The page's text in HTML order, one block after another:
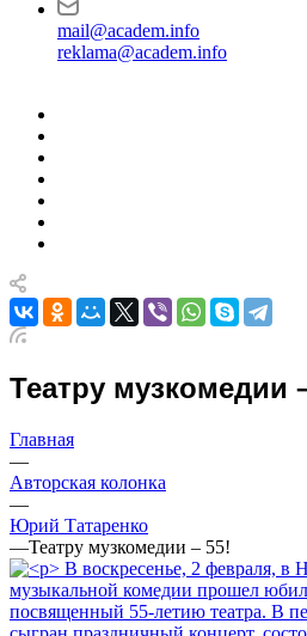
mail@academ.info
reklama@academ.info
Театру музкомедии
Главная
—
Авторская колонка
—
Юрий Татаренко
—Театру музкомедии – 55!